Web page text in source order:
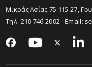
Μικράς Ασίας 75 115 27,
Τηλ: 210 746 2002 - Email: